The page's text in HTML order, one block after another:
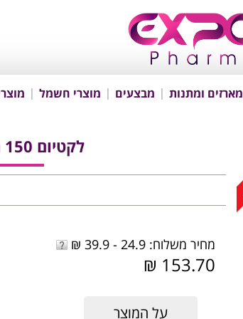
מארזים ומתנות מבצעים מוצרי חשמל
לקטיום 150 מ"ג 30 כמוסות
מחיר משלוח: 24.9 - 39.9 ₪
153.70 ₪
על המוצר